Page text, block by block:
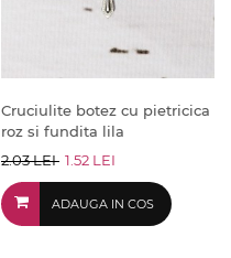
Cruciulite botez cu pietricica
roz si fundita lila
2.03 LEI 1.52 LEI
ADAUGA IN COS